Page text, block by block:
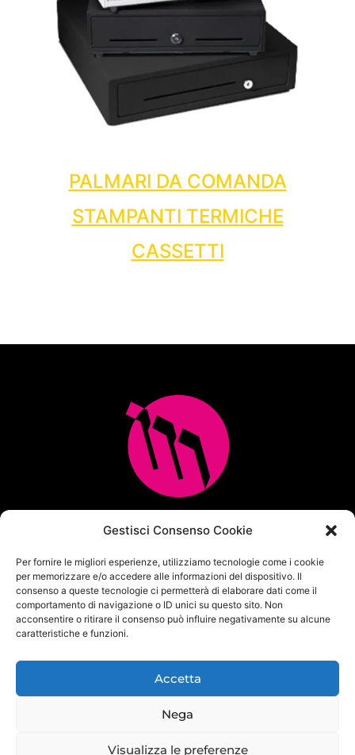
Gestisci Consenso Cookie
Per fornire le migliori esperienze, utilizziamo tecnologie come i cookie
per memorizzare e/o accedere alle informazioni del dispositivo. Il
consenso a queste tecnologie ci permetterà di elaborare dati come il
comportamento di navigazione o ID unici su questo sito. Non
acconsentire o ritirare il consenso può influire negativamente su alcune
caratteristiche e funzioni.
Accetta
Nega
Visualizza le preferenze
PALMARI DA COMANDA
STAMPANTI TERMICHE
CASSETTI
Multicopia e Arreda Ufficio srl
Centralino unificato Tel. 0532 771065
info@multicopia360.com
P.Iva IT01564380382
Capitale Sociale i.v. 100.000 €
Privacy Policy|Cookie Policy